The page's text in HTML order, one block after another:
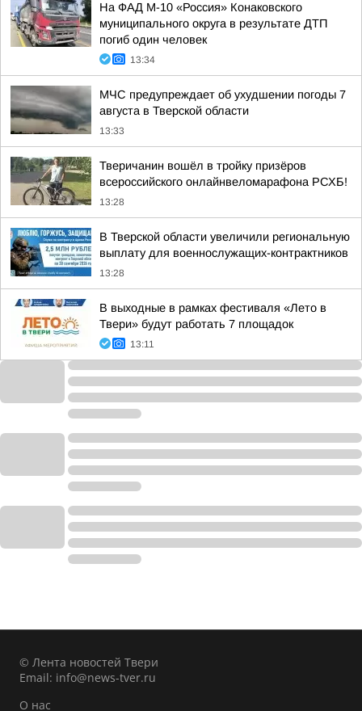
На ФАД М-10 «Россия» Конаковского
муниципального округа в результате ДТП
погиб один человек
13:34
МЧС предупреждает об ухудшении погоды 7
августа в Тверской области
13:33
Тверичанин вошёл в тройку призёров
всероссийского онлайнвеломарафона РСХБ!
13:28
В Тверской области увеличили региональную
выплату для военнослужащих-контрактников
13:28
В выходные в рамках фестиваля «Лето в
Твери» будут работать 7 площадок
13:11
© Лента новостей Твери
Email: info@news-tver.ru
О нас